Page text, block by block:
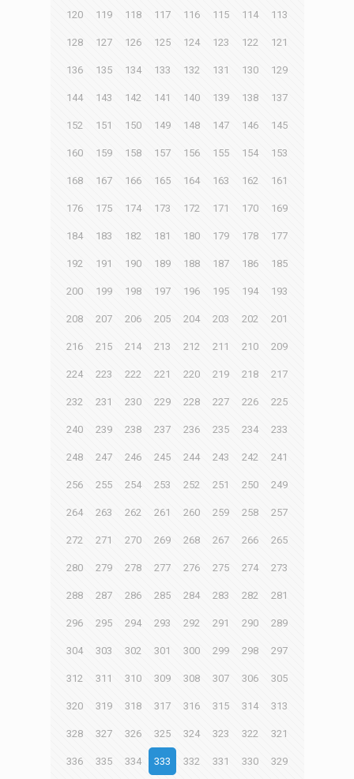
113
114
115
116
117
118
119
120
121
122
123
124
125
126
127
128
129
130
131
132
133
134
135
136
137
138
139
140
141
142
143
144
145
146
147
148
149
150
151
152
153
154
155
156
157
158
159
160
161
162
163
164
165
166
167
168
169
170
171
172
173
174
175
176
177
178
179
180
181
182
183
184
185
186
187
188
189
190
191
192
193
194
195
196
197
198
199
200
201
202
203
204
205
206
207
208
209
210
211
212
213
214
215
216
217
218
219
220
221
222
223
224
225
226
227
228
229
230
231
232
233
234
235
236
237
238
239
240
241
242
243
244
245
246
247
248
249
250
251
252
253
254
255
256
257
258
259
260
261
262
263
264
265
266
267
268
269
270
271
272
273
274
275
276
277
278
279
280
281
282
283
284
285
286
287
288
289
290
291
292
293
294
295
296
297
298
299
300
301
302
303
304
305
306
307
308
309
310
311
312
313
314
315
316
317
318
319
320
321
322
323
324
325
326
327
328
329
330
331
332
333
334
335
336